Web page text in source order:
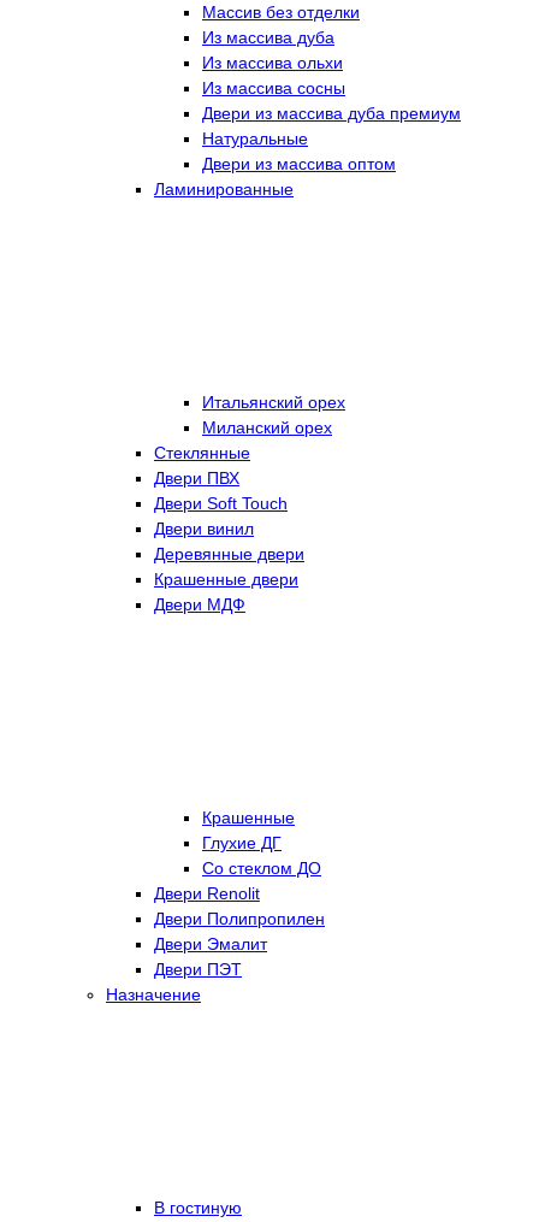
Массив без отделки
Из массива дуба
Из массива ольхи
Из массива сосны
Двери из массива дуба премиум
Натуральные
Двери из массива оптом
Ламинированные
Итальянский орех
Миланский орех
Стеклянные
Двери ПВХ
Двери Soft Touch
Двери винил
Деревянные двери
Крашенные двери
Двери МДФ
Крашенные
Глухие ДГ
Со стеклом ДО
Двери Renolit
Двери Полипропилен
Двери Эмалит
Двери ПЭТ
Назначение
В гостиную